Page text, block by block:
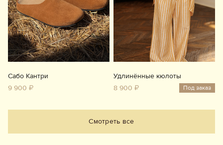
Сабо Кантри
9 900 ₽
Удлинённые кюлоты
8 900 ₽
Под заказ
Смотреть все